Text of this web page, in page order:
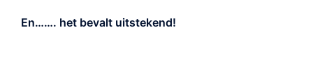
En……. het bevalt uitstekend!